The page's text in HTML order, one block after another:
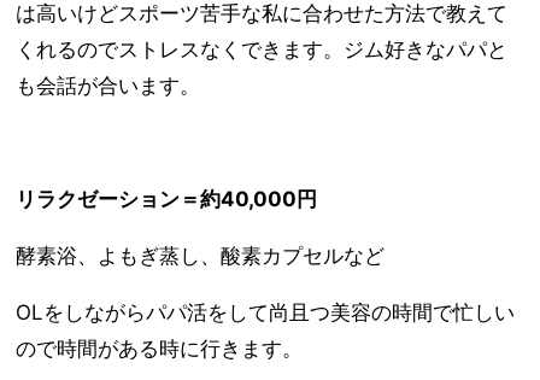
は高いけどスポーツ苦手な私に合わせた方法で教えて
くれるのでストレスなくできます。ジム好きなパパと
も会話が合います。
リラクゼーション＝約40,000円
酵素浴、よもぎ蒸し、酸素カプセルなど
OLをしながらパパ活をして尚且つ美容の時間で忙しい
ので時間がある時に行きます。